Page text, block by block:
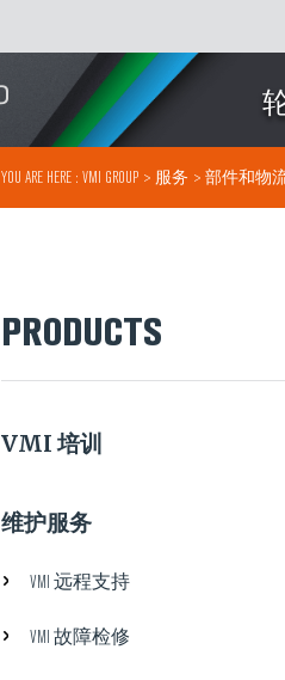
YOU ARE HERE : VMI GROUP > 服务 > 部件和物
PRODUCTS
VMI 培训
维护服务
VMI 远程支持
VMI 故障检修